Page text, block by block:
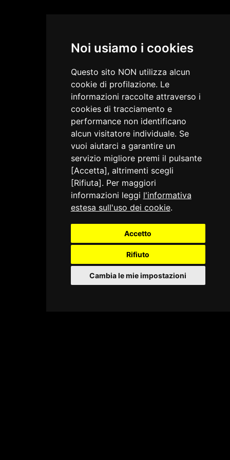
Noi usiamo i cookies
Questo sito NON utilizza alcun
cookie di profilazione. Le
informazioni raccolte attraverso i
cookies di tracciamento e
performance non identificano
alcun visitatore individuale. Se
vuoi aiutarci a garantire un
servizio migliore premi il pulsante
[Accetta], altrimenti scegli
[Rifiuta]. Per maggiori
informazioni leggi l'informativa
estesa sull'uso dei cookie.
Accetto
Rifiuto
Cambia le mie impostazioni
diversi edifici pubblici, tra cui proprio la Loggia dei Mercanti,
le cui interessanti vicende sono riportate dettagliatamente
nella relativa scheda di architettura.